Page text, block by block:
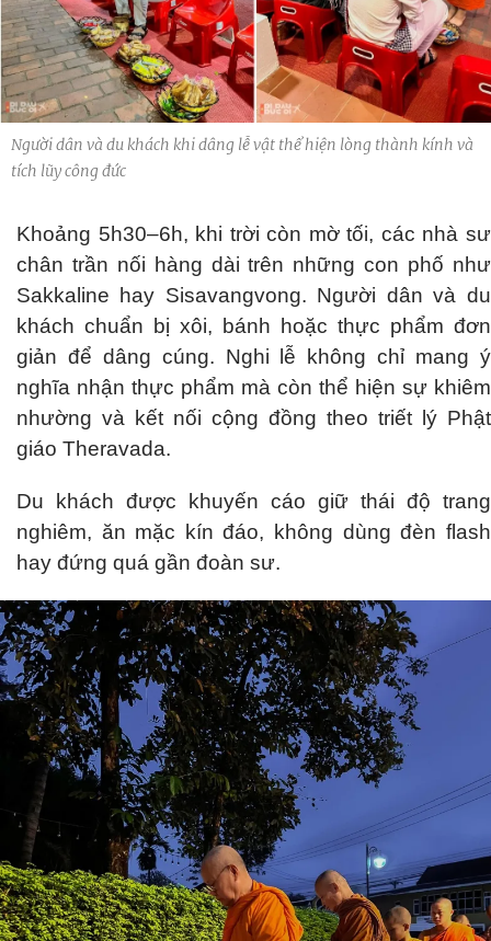
Người dân và du khách khi dâng lễ vật thể hiện lòng thành kính và
tích lũy công đức
Khoảng 5h30–6h, khi trời còn mờ tối, các nhà sư
chân trần nối hàng dài trên những con phố như
Sakkaline hay Sisavangvong. Người dân và du
khách chuẩn bị xôi, bánh hoặc thực phẩm đơn
giản để dâng cúng. Nghi lễ không chỉ mang ý
nghĩa nhận thực phẩm mà còn thể hiện sự khiêm
nhường và kết nối cộng đồng theo triết lý Phật
giáo Theravada.
Du khách được khuyến cáo giữ thái độ trang
nghiêm, ăn mặc kín đáo, không dùng đèn flash
hay đứng quá gần đoàn sư.